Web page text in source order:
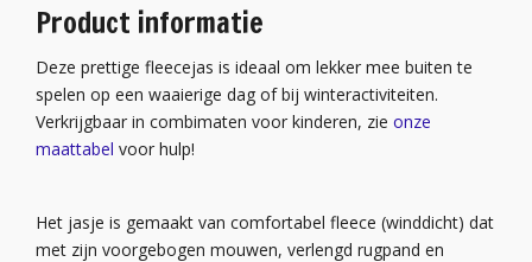
Product informatie
Deze prettige fleecejas is ideaal om lekker mee buiten te
spelen op een waaierige dag of bij winteractiviteiten.
Verkrijgbaar in combimaten voor kinderen, zie onze
maattabel voor hulp!
Het jasje is gemaakt van comfortabel fleece (winddicht) dat
met zijn voorgebogen mouwen, verlengd rugpand en